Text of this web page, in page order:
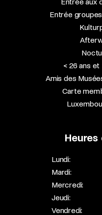
Entrée aux
Entrée
< 26 ans et
Amis des
Carte
Heures
Lundi:
Mardi:
Mercredi:
Jeudi:
Vendredi: